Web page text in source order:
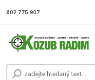
602 775 907